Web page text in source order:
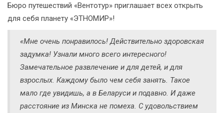
Бюро путешествий «Вентотур» приглашает всех открыть
для себя планету «ЭТНОМИР»!
«Мне очень понравилось! Действительно здоровская
задумка! Узнали много всего интересного!
Замечательное развлечение и для детей, и для
взрослых. Каждому было чем себя занять. Такое
мало где увидишь, а в Беларуси и подавно. И даже
расстояние из Минска не помеха. С удовольствием